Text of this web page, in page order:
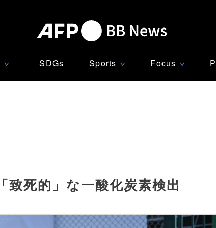
∨ SDGs Sports ∨ Focus ∨
致死的」な一酸化炭素検出